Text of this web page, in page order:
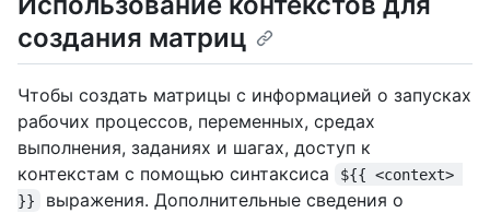
создания матриц
Чтобы создать матрицы с информацией о запусках
рабочих процессов, переменных, средах
выполнения, заданиях и шагах, доступ к
контекстам с помощью синтаксиса
${{ <context>
}}
выражения. Дополнительные сведения о